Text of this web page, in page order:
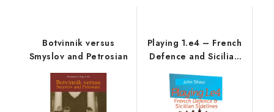
Botvinnik versus
Smyslov and Petrosian
Playing 1.e4 – French
Defence and Sicilian